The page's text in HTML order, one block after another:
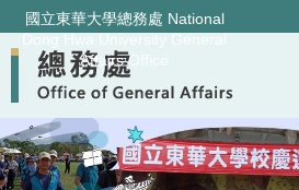
Jump
to
the
main
content
block
國立東華大學總務處 National
Dong Hwa University General
Affairs Office